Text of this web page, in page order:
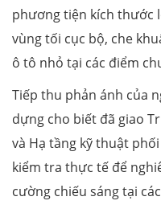
phương tiện kích thước
vùng tối cục bộ, che
ô tô nhỏ tại các điểm
Tiếp thu phản ánh của
dựng cho biết đã giao
và Hạ tầng kỹ thuật
kiểm tra thực tế để
cường chiếu sáng tại